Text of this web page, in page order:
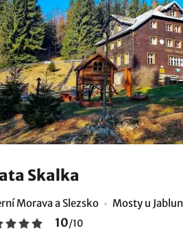
Skalka
Morava a Slezsko Mosty u
10/10